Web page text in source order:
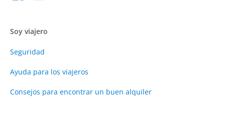
Soy viajero
Seguridad
Ayuda para los viajeros
Consejos para encontrar un buen alquiler